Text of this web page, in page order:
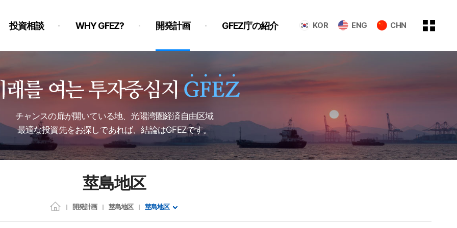
KOR ENG CHN
投資相談 WHY GFEZ? 開発計画 GFEZ庁の紹介
チャンスの扉が開いている地、光陽湾圏経済自由区域
最適な投資先をお探しであれば、結論はGFEZです。
莖島地区
開発計画 莖島地区 莖島地区